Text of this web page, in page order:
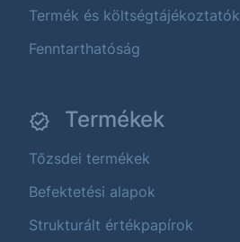
Termék és költségtájékoztatók
Fenntarthatóság
Termékek
Tőzsdei termékek
Befektetési alapok
Strukturált értékpapírok